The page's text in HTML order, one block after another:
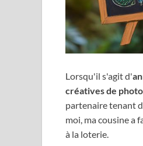
Lorsqu'il s'agit d'
créatives de
partenaire tenant
moi, ma cousine a
à la loterie.